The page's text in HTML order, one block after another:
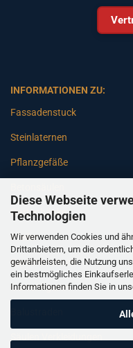
Diese Webseite
Technologien
Wir verwenden Cookies und
Drittanbietern, um die
gewährleisten, die Nutzung
ein bestmögliches
Informationen finden Sie in
INFORMATIONEN ZU:
Fassadenstuck
Steinlaternen
Pflanzgefäße
Gartenbänke
Pfeiler
Gartenbrunnen
Gartenfiguren